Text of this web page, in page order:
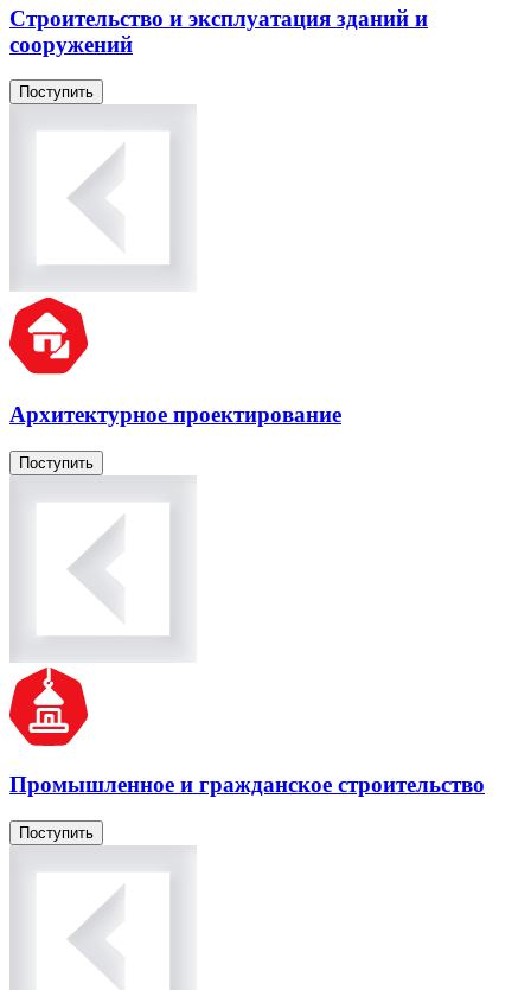
Строительство и эксплуатация зданий и
сооружений
Поступить
Архитектурное проектирование
Поступить
Промышленное и гражданское строительство
Поступить